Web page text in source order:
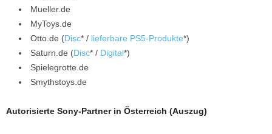
Mueller.de
MyToys.de
Otto.de (Disc* / lieferbare PS5-Produkte*)
Saturn.de (Disc* / Digital*)
Spielegrotte.de
Smythstoys.de
Autorisierte Sony-Partner in Österreich (Auszug)